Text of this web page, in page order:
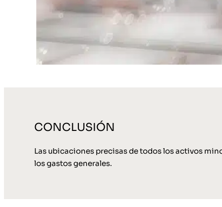
CONCLUSIÓN
Las ubicaciones precisas de todos los activos
los gastos generales.